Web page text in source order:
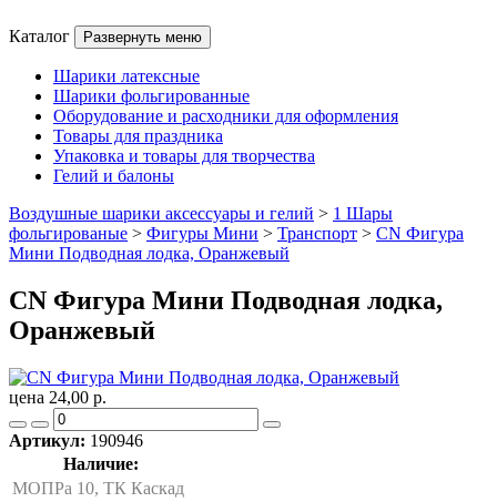
Каталог Развернуть меню
Шарики латексные
Шарики фольгированные
Оборудование и расходники для оформления
Товары для праздника
Упаковка и товары для творчества
Гелий и балоны
Воздушные шарики аксессуары и гелий > 1 Шары
фольгированые > Фигуры Мини > Транспорт > CN Фигура
Мини Подводная лодка, Оранжевый
CN Фигура Мини Подводная лодка,
Оранжевый
цена 24,00 р.
Артикул: 190946
Наличие:
МОПРа 10, ТК Каскад